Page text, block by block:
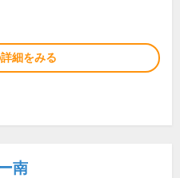
細をみる
南